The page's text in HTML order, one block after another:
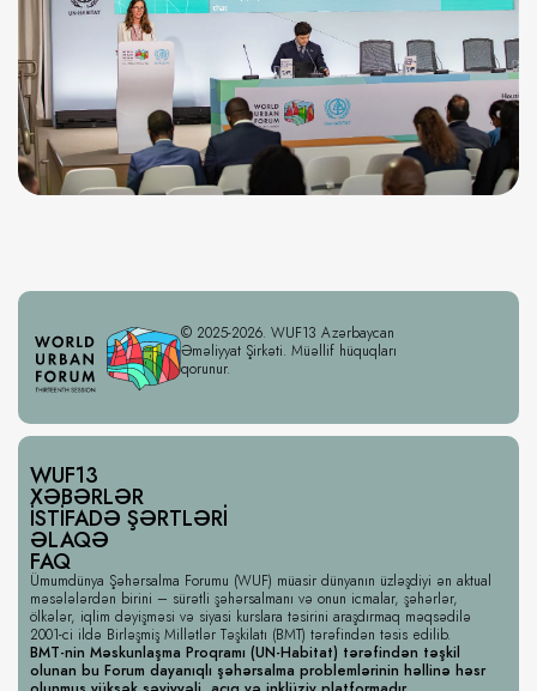
© 2025-2026. WUF13 Azərbaycan
Əməliyyat Şirkəti. Müəllif hüquqları
qorunur.
WUF13
XƏBƏRLƏR
İSTIFADƏ ŞƏRTLƏRI
ƏLAQƏ
FAQ
Ümumdünya Şəhərsalma Forumu (WUF) müasir dünyanın üzləşdiyi ən aktual
məsələlərdən birini – sürətli şəhərsalmanı və onun icmalar, şəhərlər,
ölkələr, iqlim dəyişməsi və siyasi kurslara təsirini araşdırmaq məqsədilə
2001-ci ildə Birləşmiş Millətlər Təşkilatı (BMT) tərəfindən təsis edilib.
BMT-nin Məskunlaşma Proqramı (UN-Habitat) tərəfindən təşkil
olunan bu Forum dayanıqlı şəhərsalma problemlərinin həllinə həsr